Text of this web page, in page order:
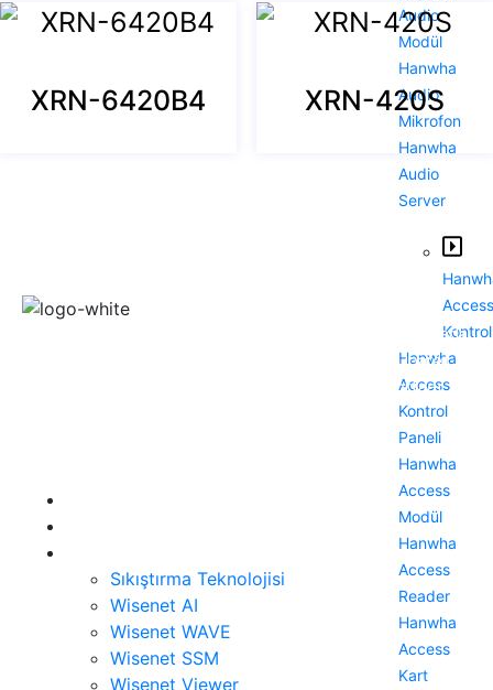
Audio
Modül
Hanwha
Audio
Mikrofon
Hanwha
Audio
Server
Kontrol
Hanwha
Access
Kontrol
Paneli
Hanwha
Access
Modül
Hanwha
Access
Reader
Hanwha
Access
Kart
XRN-6420B4 XRN-420S
Wisenet (Hanwha Vision) çözümlerini Türkiye’de kurumlarla
buluşturan ekibimiz, güvenliği yalnızca izlemekten ibaret
görmez; veriye dayalı kararlarla güçlendiren bir iş ortağı
Sıkıştırma Teknolojisi
Wisenet AI
Wisenet WAVE
Wisenet SSM
Wisenet Viewer